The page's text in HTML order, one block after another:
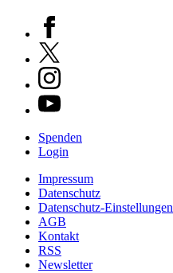
Spenden
Login
Impressum
Datenschutz
Datenschutz-Einstellungen
AGB
Kontakt
RSS
Newsletter